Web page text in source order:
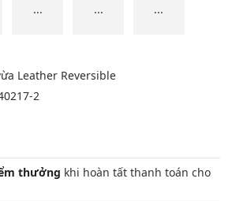
... ... ...
Leather Reversible
2
thưởng khi hoàn tất thanh toán cho